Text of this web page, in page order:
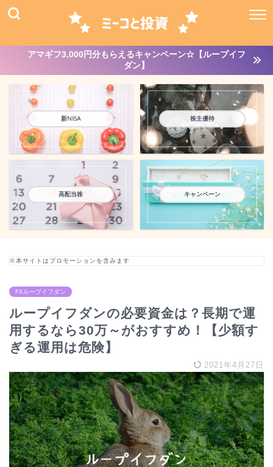
アマギフ3,000円分もらえるキャンペーン☆【ループイフ
ダン】
新NISA 株主優待
高配当株 キャンペーン
※本サイトはプロモーションを含みます
FXループイフダン
ループイフダンの必要資金は？長期で運
用するなら30万～がおすすめ！【少額す
ぎる運用は危険】
2021年4月27日